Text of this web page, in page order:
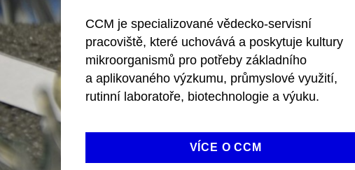
CCM je specializované vědecko-servisní
pracoviště, které uchovává a poskytuje kultury
mikroorganismů pro potřeby základního
a aplikovaného výzkumu, průmyslové využití,
rutinní laboratoře, biotechnologie a výuku.
VÍCE O CCM